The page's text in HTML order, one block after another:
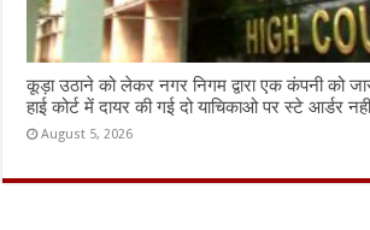
कूड़ा उठाने को लेकर नगर निगम द्वारा एक कंपनी को
हाई कोर्ट में दायर की गई दो याचिकाओ पर स्टे आर्डर
August 5, 2026